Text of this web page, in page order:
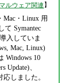
マルウェア関連 】
Mac・Linux 用
て Symantec
入していま
Mac, Linux)
Windows 10
Update)、
応しました。